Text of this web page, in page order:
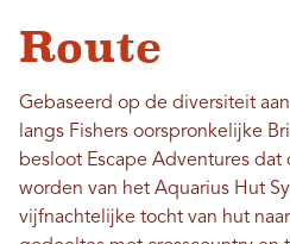
Route
Gebaseerd op de diversiteit
langs Fishers oorspronkelijke
besloot Escape Adventures dat
worden van het Aquarius Hut
vijfnachtelijke tocht van hut